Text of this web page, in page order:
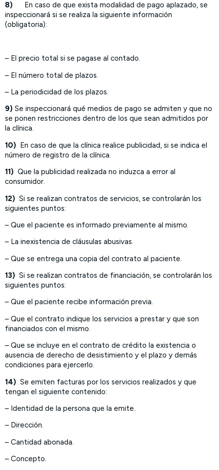
8)
En caso de que exista modalidad de pago aplazado, se
inspeccionará si se realiza la siguiente información
(obligatoria):
– El precio total si se pagase al contado.
– El número total de plazos.
– La periodicidad de los plazos.
9) Se inspeccionará qué medios de pago se admiten y que no
se ponen restricciones dentro de los que sean admitidos por
la clínica.
10) En caso de que la clínica realice publicidad, si se indica el
número de registro de la clínica.
11) Que la publicidad realizada no induzca a error al
consumidor.
12) Si se realizan contratos de servicios, se controlarán los
siguientes puntos:
– Que el paciente es informado previamente al mismo.
– La inexistencia de cláusulas abusivas.
– Que se entrega una copia del contrato al paciente.
13) Si se realizan contratos de financiación, se controlarán los
siguientes puntos:
– Que el paciente recibe información previa.
– Que el contrato indique los servicios a prestar y que son
financiados con el mismo.
– Que se incluye en el contrato de crédito la existencia o
ausencia de derecho de desistimiento y el plazo y demás
condiciones para ejercerlo.
14) Se emiten facturas por los servicios realizados y que
tengan el siguiente contenido:
– Identidad de la persona que la emite.
– Dirección.
– Cantidad abonada.
– Concepto.